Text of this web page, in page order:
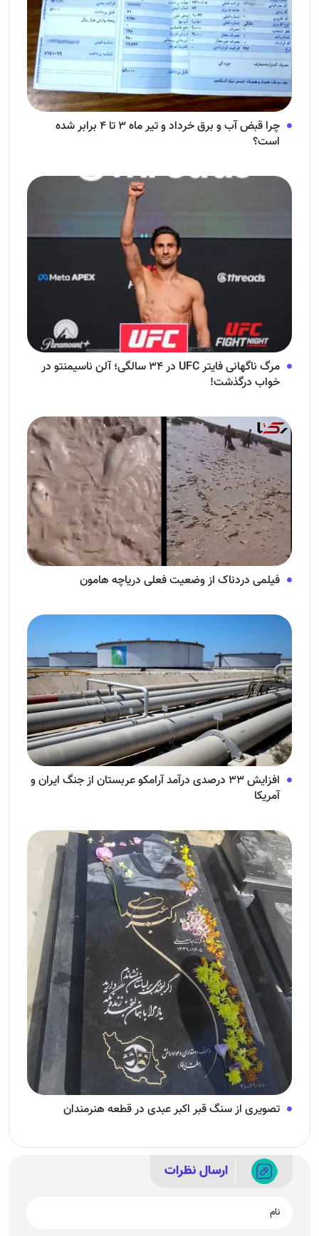
چرا قبض آب و برق خرداد و تیر ماه ۳ تا ۴ برابر شده
است؟
مرگ ناگهانی فایتر UFC در ۳۴ سالگی؛ آلن ناسیمنتو در
خواب درگذشت!
فیلمی دردناک از وضعیت فعلی دریاچه هامون
افزایش ۳۳ درصدی درآمد آرامکو عربستان از جنگ ایران و
آمریکا
تصویری از سنگ قبر اکبر عبدی در قطعه هنرمندان
ارسال نظرات